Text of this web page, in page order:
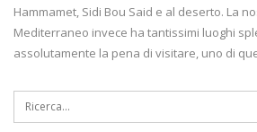
Hammamet, Sidi Bou Said e al deserto. La
Mediterraneo invece ha tantissimi luoghi
assolutamente la pena di visitare, uno di